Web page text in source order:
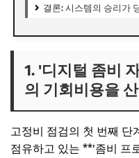
결론: 시스템의 승리가
1. '디지털 좀비
의 기회비용을
고정비 점검의 첫 번째 단
점유하고 있는 **'좀비 프